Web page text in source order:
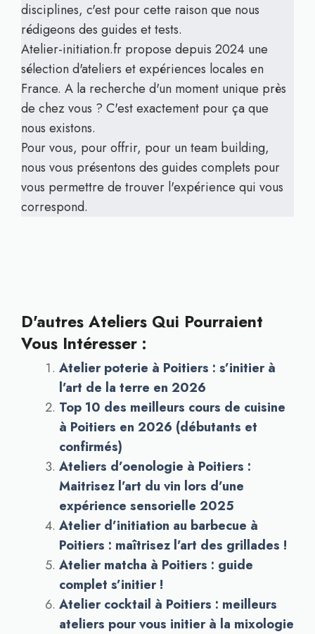
disciplines, c'est pour cette raison que nous
rédigeons des guides et tests.
Atelier-initiation.fr propose depuis 2024 une
sélection d'ateliers et expériences locales en
France. A la recherche d'un moment unique près
de chez vous ? C'est exactement pour ça que
nous existons.
Pour vous, pour offrir, pour un team building,
nous vous présentons des guides complets pour
vous permettre de trouver l'expérience qui vous
correspond.
D'autres Ateliers Qui Pourraient
Vous Intéresser :
Atelier poterie à Poitiers : s’initier à
l’art de la terre en 2026
Top 10 des meilleurs cours de cuisine
à Poitiers en 2026 (débutants et
confirmés)
Ateliers d’oenologie à Poitiers :
Maitrisez l’art du vin lors d’une
expérience sensorielle 2025
Atelier d’initiation au barbecue à
Poitiers : maîtrisez l’art des grillades !
Atelier matcha à Poitiers : guide
complet s’initier !
Atelier cocktail à Poitiers : meilleurs
ateliers pour vous initier à la mixologie